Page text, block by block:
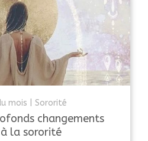
mois Sororité
changements
la sororité